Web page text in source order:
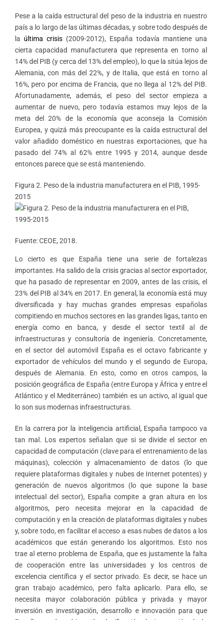
Pese a la caída estructural del peso de la industria en nuestro
país a lo largo de las últimas décadas, y sobre todo después de
la última crisis (2009-2012), España todavía mantiene una
cierta capacidad manufacturera que representa en torno al
14% del PIB (y cerca del 13% del empleo), lo que la sitúa lejos de
Alemania, con más del 22%, y de Italia, que está en torno al
16%, pero por encima de Francia, que no llega al 12% del PIB.
Afortunadamente, además, el peso del sector empieza a
aumentar de nuevo, pero todavía estamos muy lejos de la
meta del 20% de la economía que aconseja la Comisión
Europea, y quizá más preocupante es la caída estructural del
valor añadido doméstico en nuestras exportaciones, que ha
pasado del 74% al 62% entre 1995 y 2014, aunque desde
entonces parece que se está manteniendo.
Figura 2. Peso de la industria manufacturera en el PIB, 1995-
2015
Fuente: CEOE, 2018.
Lo cierto es que España tiene una serie de fortalezas
importantes. Ha salido de la crisis gracias al sector exportador,
que ha pasado de representar en 2009, antes de las crisis, el
23% del PIB al 34% en 2017. En general, la economía está muy
diversificada y hay muchas grandes empresas españolas
compitiendo en muchos sectores en las grandes ligas, tanto en
energía como en banca, y desde el sector textil al de
infraestructuras y consultoría de ingeniería. Concretamente,
en el sector del automóvil España es el octavo fabricante y
exportador de vehículos del mundo y el segundo de Europa,
después de Alemania. En esto, como en otros campos, la
posición geográfica de España (entre Europa y África y entre el
Atlántico y el Mediterráneo) también es un activo, al igual que
lo son sus modernas infraestructuras.
En la carrera por la inteligencia artificial, España tampoco va
tan mal. Los expertos señalan que si se divide el sector en
capacidad de computación (clave para el entrenamiento de las
máquinas), colección y almacenamiento de datos (lo que
requiere plataformas digitales y nubes de Internet potentes) y
generación de nuevos algoritmos (lo que supone la base
intelectual del sector), España compite a gran altura en los
algoritmos, pero necesita mejorar en la capacidad de
computación y en la creación de plataformas digitales y nubes
y, sobre todo, en facilitar el acceso a esas nubes de datos a los
académicos que están generando los algoritmos. Esto nos
trae al eterno problema de España, que es justamente la falta
de cooperación entre las universidades y los centros de
excelencia científica y el sector privado. Es decir, se hace un
gran trabajo académico, pero falta aplicarlo. Para ello, se
necesita mayor colaboración pública y privada y mayor
inversión en investigación, desarrollo e innovación para que